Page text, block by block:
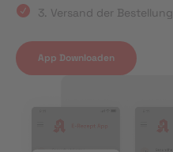
3. Versand der Bestellung
App Downloaden